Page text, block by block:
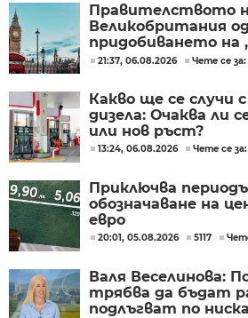
Правителството
Великобритания
придобиването на
Дискавъри“ от
21:37, 06.08.2026 Чете се
Какво ще се случи
дизела: Очаква ли
или нов ръст?
13:24, 06.08.2026 Чете се
Приключва
обозначаване на
евро
20:01, 05.08.2026 5117
Валя Веселинова:
трябва да бъдат
подлъгват по